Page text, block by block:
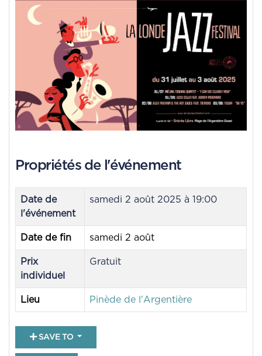
Propriétés de l'événement
Date de
l'événement
samedi 2 août 2025 à 19:00
Date de fin samedi 2 août
Prix
individuel
Gratuit
Lieu Pinède de l'Argentière
SAVE TO